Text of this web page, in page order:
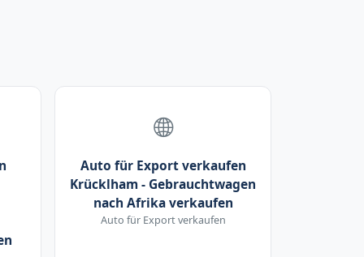
Auto für Export verkaufen
Krücklham - Gebrauchtwagen
nach Afrika verkaufen
Auto für Export verkaufen